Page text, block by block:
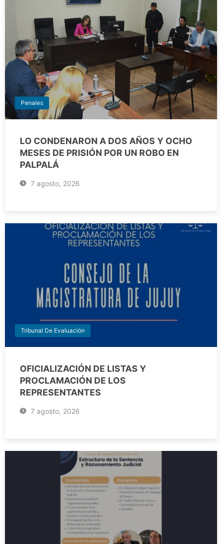
Penales
LO CONDENARON A DOS AÑOS Y OCHO
MESES DE PRISIÓN POR UN ROBO EN
PALPALÁ
7 agosto, 2026
Tribunal De Evaluación
OFICIALIZACIÓN DE LISTAS Y
PROCLAMACIÓN DE LOS
REPRESENTANTES
7 agosto, 2026